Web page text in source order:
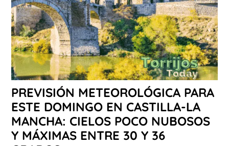
PREVISIÓN METEOROLÓGICA PARA
ESTE DOMINGO EN CASTILLA-LA
MANCHA: CIELOS POCO NUBOSOS
Y MÁXIMAS ENTRE 30 Y 36